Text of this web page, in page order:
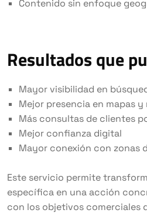
Contenido sin enfoque
Resultados que
Mayor visibilidad en
Mejor presencia en mapas
Más consultas de clientes
Mejor confianza digital
Mayor conexión con zonas
Este servicio permite
específica en una acción
con los objetivos comerciales